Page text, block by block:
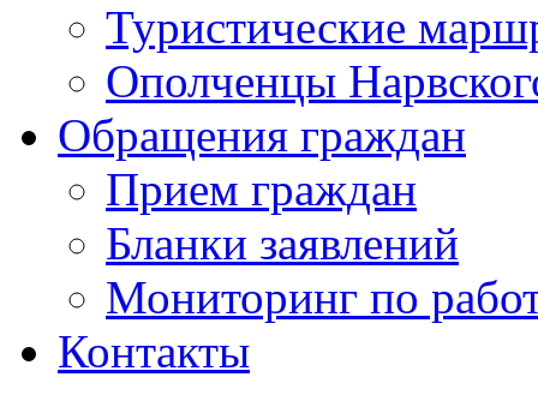
Туристические
Ополченцы
Обращения граждан
Прием граждан
Бланки заявлений
Мониторинг по
Контакты